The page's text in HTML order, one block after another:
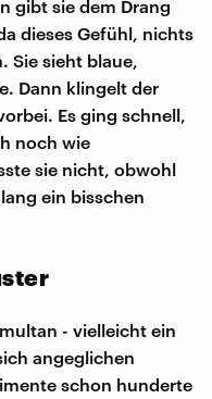
gibt sie dem Drang
dieses Gefühl, nichts
Sie sieht blaue,
Dann klingelt der
Es ging schnell,
noch wie
sie nicht, obwohl
ein bisschen
- vielleicht ein
angeglichen
schon hunderte